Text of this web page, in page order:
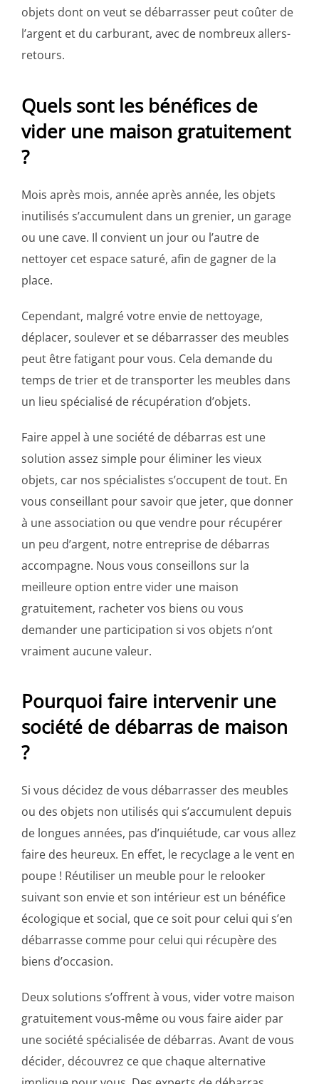
objets dont on veut se débarrasser peut coûter de
l’argent et du carburant, avec de nombreux allers-
retours.
Quels sont les bénéfices de
vider une maison gratuitement
?
Mois après mois, année après année, les objets
inutilisés s’accumulent dans un grenier, un garage
ou une cave. Il convient un jour ou l’autre de
nettoyer cet espace saturé, afin de gagner de la
place.
Cependant, malgré votre envie de nettoyage,
déplacer, soulever et se débarrasser des meubles
peut être fatigant pour vous. Cela demande du
temps de trier et de transporter les meubles dans
un lieu spécialisé de récupération d’objets.
Faire appel à une société de débarras est une
solution assez simple pour éliminer les vieux
objets, car nos spécialistes s’occupent de tout. En
vous conseillant pour savoir que jeter, que donner
à une association ou que vendre pour récupérer
un peu d’argent, notre entreprise de débarras
accompagne. Nous vous conseillons sur la
meilleure option entre vider une maison
gratuitement, racheter vos biens ou vous
demander une participation si vos objets n’ont
vraiment aucune valeur.
Pourquoi faire intervenir une
société de débarras de maison
?
Si vous décidez de vous débarrasser des meubles
ou des objets non utilisés qui s’accumulent depuis
de longues années, pas d’inquiétude, car vous allez
faire des heureux. En effet, le recyclage a le vent en
poupe ! Réutiliser un meuble pour le relooker
suivant son envie et son intérieur est un bénéfice
écologique et social, que ce soit pour celui qui s’en
débarrasse comme pour celui qui récupère des
biens d’occasion.
Deux solutions s’offrent à vous, vider votre maison
gratuitement vous-même ou vous faire aider par
une société spécialisée de débarras. Avant de vous
décider, découvrez ce que chaque alternative